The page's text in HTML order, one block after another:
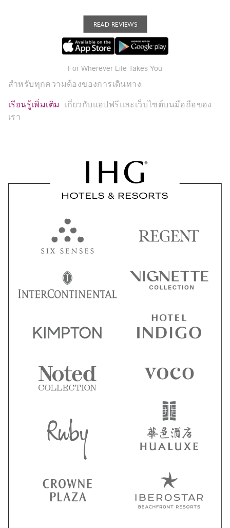
READ REVIEWS
For Wherever Life Takes You
สำหรับทุกความต้องของการเดินทาง
เรียนรู้เพิ่มเติม
เกี่ยวกับแอปฟรีและเว็บไซต์บนมือถือของ
เรา